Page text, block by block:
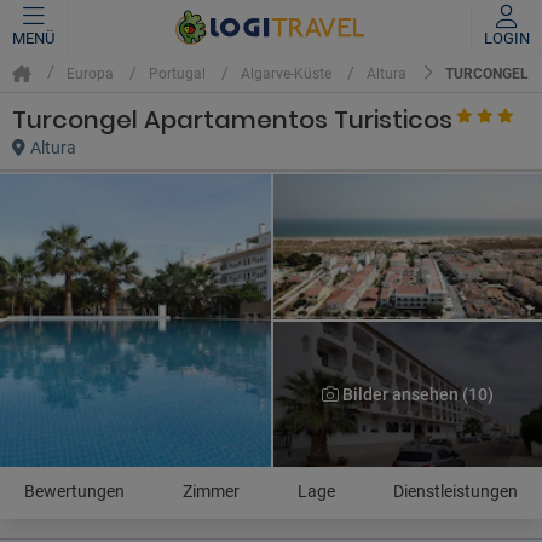
MENÜ LOGIN
Europa Portugal Algarve-Küste Altura TURCONGEL
Turcongel Apartamentos Turisticos
Altura
Bilder ansehen (10)
Bewertungen Zimmer Lage Dienstleistungen